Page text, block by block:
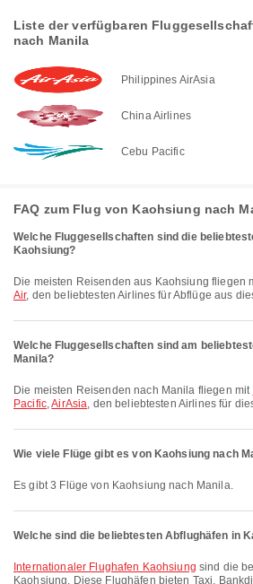
Liste der verfügbaren
nach Manila
Philippines AirAsia
China Airlines
Cebu Pacific
FAQ zum Flug von Kaohsiung nach
Welche Fluggesellschaften sind die
Kaohsiung?
Die meisten Reisenden aus Kaohsiung fliegen
Air, den beliebtesten Airlines für Abflüge aus
Welche Fluggesellschaften sind am
Manila?
Die meisten Reisenden nach Manila fliegen mit
Pacific,AirAsia, den beliebtesten Airlines für
Wie viele Flüge gibt es von Kaohsiung nach
Es gibt 3 Flüge von Kaohsiung nach Manila.
Welche sind die beliebtesten Abflughäfen in
Internationaler Flughafen Kaohsiung sind die
Kaohsiung. Diese Flughäfen bieten Taxi,